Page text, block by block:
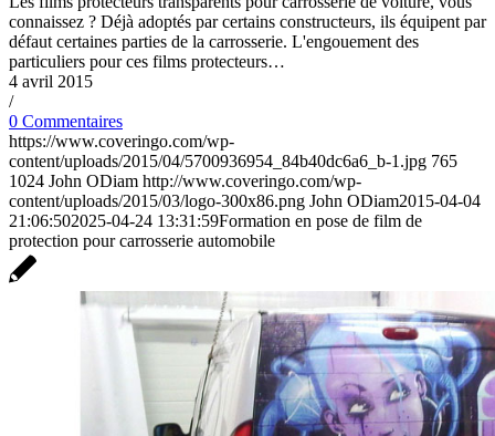
connaissez ? Déjà adoptés par certains constructeurs, ils équipent par
défaut certaines parties de la carrosserie. L'engouement des
particuliers pour ces films protecteurs…
4 avril 2015
/
0 Commentaires
https://www.coveringo.com/wp-
content/uploads/2015/04/5700936954_84b40dc6a6_b-1.jpg 765
1024 John ODiam http://www.coveringo.com/wp-
content/uploads/2015/03/logo-300x86.png John ODiam2015-04-04
21:06:502025-04-24 13:31:59Formation en pose de film de
protection pour carrosserie automobile